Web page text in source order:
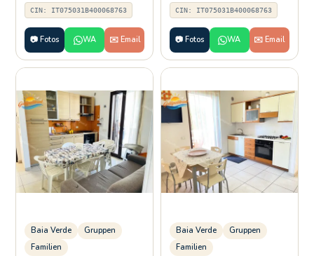
CIN: IT075031B400068763
📷 Fotos WA ✉️ Email
CIN: IT075031B400068763
📷 Fotos WA ✉️ Email
Baia Verde
Gruppen
Familien
Baia Verde
Gruppen
Familien